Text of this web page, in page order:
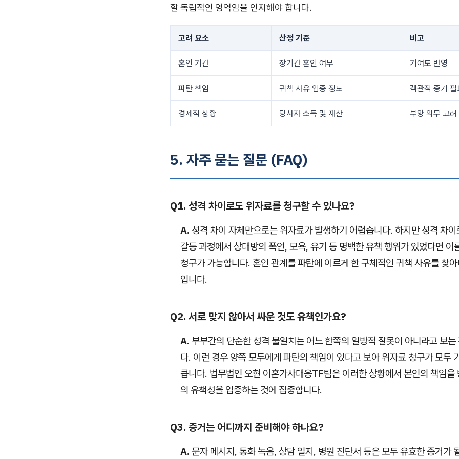
할 독립적인 영역임을 인지해야 합니다.
고려 요소 산정 기준 비고
혼인 기간 장기간 혼인 여부 기여도 반영
파탄 책임 귀책 사유 입증 정도 객관적 증거 필
경제적 상황 당사자 소득 및 재산 부양 의무 고려
5. 자주 묻는 질문 (FAQ)
Q1. 성격 차이로도 위자료를 청구할 수 있나요?
A. 성격 차이 자체만으로는 위자료가 발생하기 어렵습니다. 하지만 성격 차
갈등 과정에서 상대방의 폭언, 모욕, 유기 등 명백한 유책 행위가 있었다면 이
청구가 가능합니다. 혼인 관계를 파탄에 이르게 한 구체적인 귀책 사유를 찾
입니다.
Q2. 서로 맞지 않아서 싸운 것도 유책인가요?
A. 부부간의 단순한 성격 불일치는 어느 한쪽의 일방적 잘못이 아니라고 보
다. 이런 경우 양쪽 모두에게 파탄의 책임이 있다고 보아 위자료 청구가 모두
큽니다. 법무법인 오현 이혼가사대응TF팀은 이러한 상황에서 본인의 책임을
의 유책성을 입증하는 것에 집중합니다.
Q3. 증거는 어디까지 준비해야 하나요?
A. 문자 메시지, 통화 녹음, 상담 일지, 병원 진단서 등은 모두 유효한 증거가